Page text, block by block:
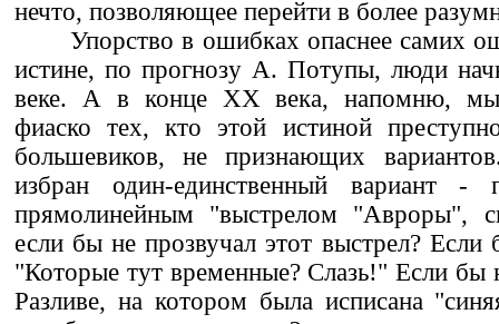
нечто, позволяющее перейти в более
Упорство в ошибках опаснее самих
истине, по прогнозу А. Потупы, люди
веке. А в конце XX века, напомню, мы
фиаско тех, кто этой истиной
большевиков, не признающих
избран один-единственный вариант -
прямолинейным "выстрелом "Авроры",
если бы не прозвучал этот выстрел? Если
"Которые тут временные? Слазь!" Если бы
Разливе, на котором была исписана